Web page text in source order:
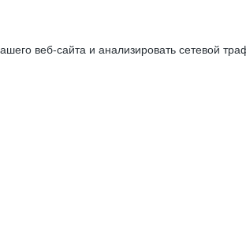
веб-сайта и анализировать сетевой